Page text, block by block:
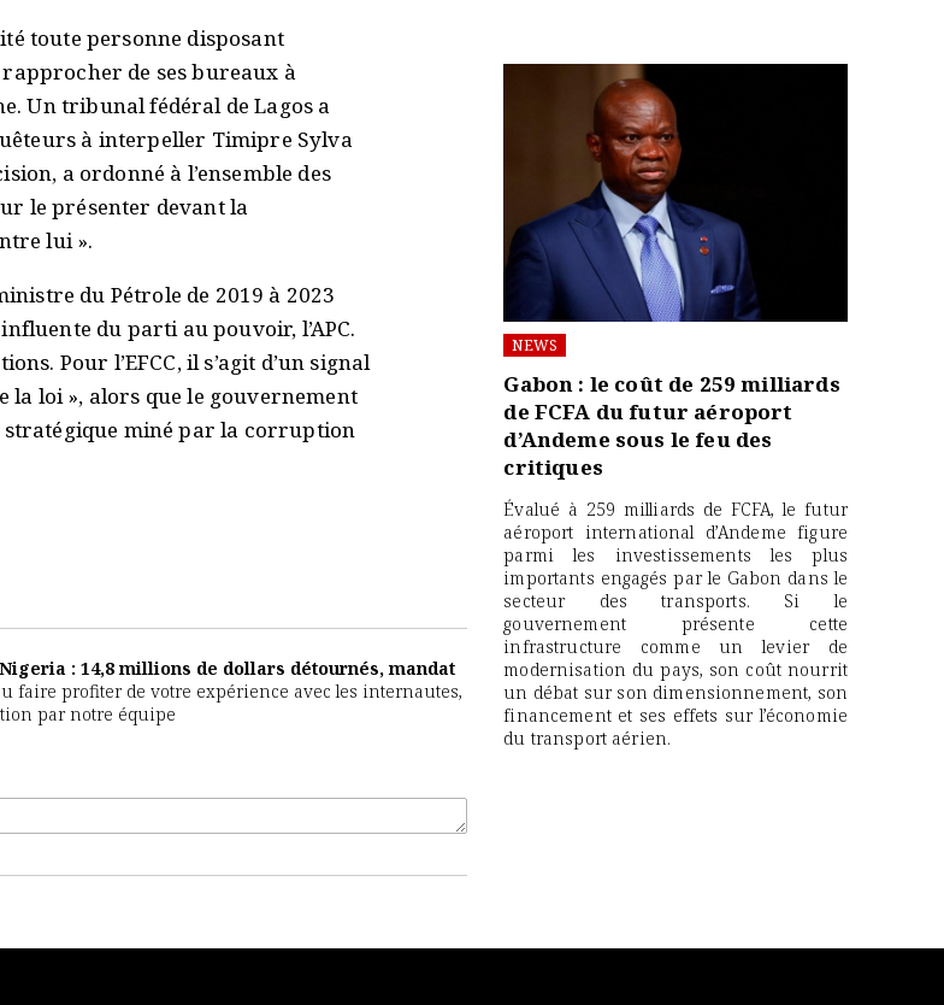
toute personne disposant
de ses bureaux à
Un tribunal fédéral de Lagos a
à interpeller Timipre Sylva
a ordonné à l’ensemble des
le présenter devant la
lui ».
du Pétrole de 2019 à 2023
du parti au pouvoir, l’APC.
Pour l’EFCC, il s’agit d’un signal
la loi », alors que le gouvernement
miné par la corruption
Nigeria : 14,8 millions de dollars détournés, mandat
faire profiter de votre expérience avec les internautes,
par notre équipe
NEWS
Gabon : le coût de 259 milliards
de FCFA du futur aéroport
d’Andeme sous le feu des
critiques
Évalué à 259 milliards de FCFA, le futur
aéroport international d’Andeme figure
parmi les investissements les plus
importants engagés par le Gabon dans le
secteur des transports. Si le
gouvernement présente cette
infrastructure comme un levier de
modernisation du pays, son coût nourrit
un débat sur son dimensionnement, son
financement et ses effets sur l’économie
du transport aérien.